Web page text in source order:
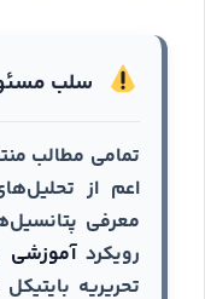
سلب
تمامی مطالب
اعم از
معرفی
رویکردآموزشی
تحریریه